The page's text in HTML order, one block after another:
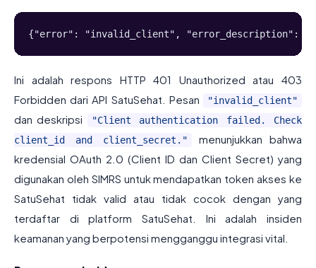
{"error": "invalid_client", "error_description":
Ini adalah respons HTTP 401 Unauthorized atau 403
Forbidden dari API SatuSehat. Pesan
"invalid_client"
dan deskripsi
"Client authentication failed. Check
client_id and client_secret."
menunjukkan bahwa
kredensial OAuth 2.0 (Client ID dan Client Secret) yang
digunakan oleh SIMRS untuk mendapatkan token akses ke
SatuSehat tidak valid atau tidak cocok dengan yang
terdaftar di platform SatuSehat. Ini adalah insiden
keamanan yang berpotensi mengganggu integrasi vital.